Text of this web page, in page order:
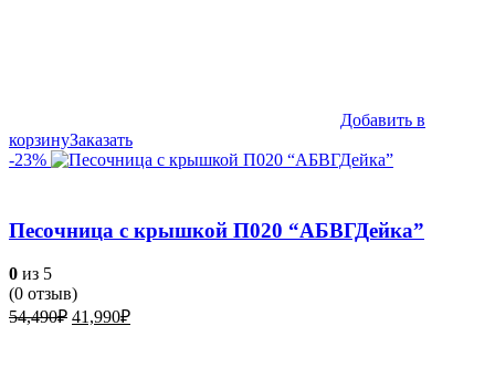
Добавить в
корзинуЗаказать
-23%
Песочница с крышкой П020 “АБВГДейка”
0 из 5
(0 отзыв)
54,490₽ Первоначальная
41,990₽Текущая